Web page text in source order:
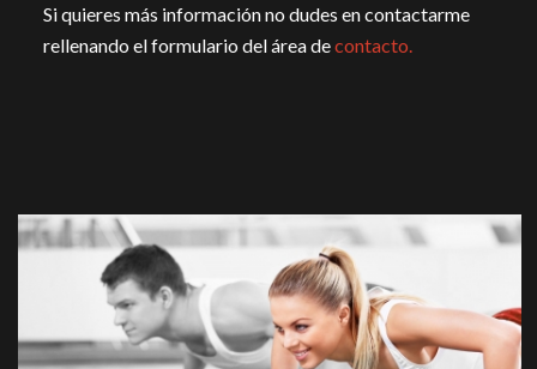
Si quieres más información no dudes en contactarme
rellenando el formulario del área decontacto.